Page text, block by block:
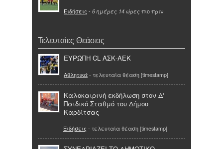
Ειδήσεις - 6 ημέρες 14 ώρες πιο πριν
Τελευταίες Θεάσεις
ΕΥΡΩΠΗ CL ΑΣΚ-ΑΕΚ
Αθλητικά- τελευταία θέαση [timestamp]
Καλοκαιρινή εκδήλωση στον Δ'
Παιδικό Σταθμό του Δήμου
Καρδίτσας
Ειδήσεις - τελευταία θέαση [timestamp]